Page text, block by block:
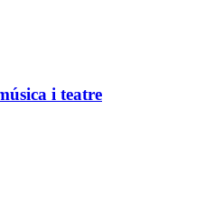
i teatre